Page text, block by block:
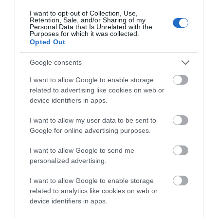
I want to opt-out of Collection, Use,
Retention, Sale, and/or Sharing of my
Personal Data that Is Unrelated with the
Purposes for which it was collected.
Opted Out
Google consents
I want to allow Google to enable storage
related to advertising like cookies on web or
device identifiers in apps.
I want to allow my user data to be sent to
Google for online advertising purposes.
I want to allow Google to send me
personalized advertising.
I want to allow Google to enable storage
related to analytics like cookies on web or
device identifiers in apps.
ξεκινήσει ο Δήμος. Και κάνουμε ότι μπορούμε για όλο το
νησί. Το Επαρχείο Άνδρου λειτουργεί για όλους. Και δεν
λειτουργεί επειδή μας δίνει χρήματα η Περιφέρεια όπως
παιδιά της. Όποιος καταθέτει μελέτες χρηματοδοτείται
την σήμερον ημέρα. Έχουμε σχεδιάσει και έχουμε
καταθέσει μελέτες. Έχουμε χρηματοδοτηθεί λόγω των
μελετών μας. Και η επίβλεψη μας είναι σκληρή και η
παρουσία μας καθημερινή. Κανένα ευρώ δεν πήγε στον
βρόντο. Τόσο η μηχανικός όσο και εγώ ως Έπαρχος
είμαστε από πάνω από κάθε εργολαβία ελέγχοντας το
έργο. Κι όταν κάποιος εργολάβος έκανε τα δικά του
Τέλος, για το Κόρθι να πούμε πως βρήκαμε ένα